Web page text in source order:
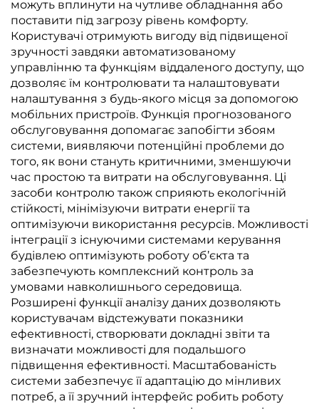
можуть вплинути на чутливе обладнання або
поставити під загрозу рівень комфорту.
Користувачі отримують вигоду від підвищеної
зручності завдяки автоматизованому
управлінню та функціям віддаленого доступу, що
дозволяє їм контролювати та налаштовувати
налаштування з будь-якого місця за допомогою
мобільних пристроїв. Функція прогнозованого
обслуговування допомагає запобігти збоям
системи, виявляючи потенційні проблеми до
того, як вони стануть критичними, зменшуючи
час простою та витрати на обслуговування. Ці
засоби контролю також сприяють екологічній
стійкості, мінімізуючи витрати енергії та
оптимізуючи використання ресурсів. Можливості
інтеграції з існуючими системами керування
будівлею оптимізують роботу об’єкта та
забезпечують комплексний контроль за
умовами навколишнього середовища.
Розширені функції аналізу даних дозволяють
користувачам відстежувати показники
ефективності, створювати докладні звіти та
визначати можливості для подальшого
підвищення ефективності. Масштабованість
системи забезпечує її адаптацію до мінливих
потреб, а її зручний інтерфейс робить роботу